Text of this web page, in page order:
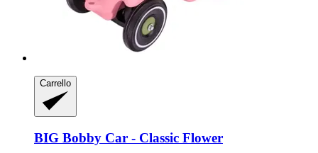
Carrello
BIG Bobby Car -​ Classic Flower